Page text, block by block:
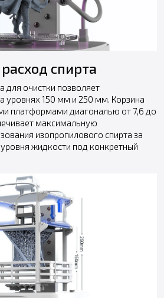
спирта
для очистки позволяет
уровнях 150 мм и 250 мм. Корзина
платформами диагональю от 7,6 до
максимальную
изопропилового спирта за
жидкости под конкретный